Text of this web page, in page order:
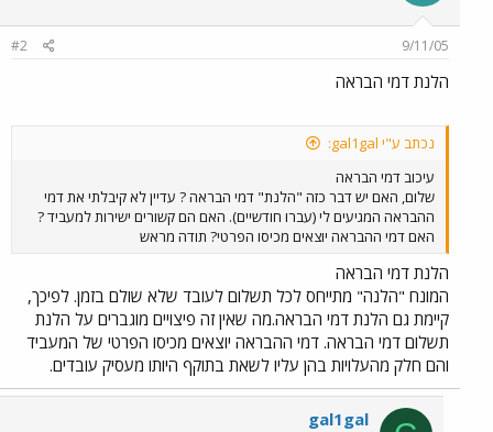
9/11/05
#2
הלנת דמי הבראה
נכתב ע"י gal1gal:
עיכוב דמי הבראה
שלום, האם יש דבר כזה "הלנת" דמי הבראה ? עדיין לא קיבלתי את דמי
ההבראה המגיעים לי (עברו חודשיים). האם הם קשורים ישירות למעביד ?
האם דמי ההבראה יוצאים מכיסו הפרטי? תודה מראש
הלנת דמי הבראה
המונח "הלנה" מתייחס לכל תשלום לעובד שלא שולם בזמן. לפיכך,
קיימת גם הלנת דמי הבראה.מה שאין זה פיצויים מוגברים על הלנת
תשלום דמי הבראה. דמי ההבראה יוצאים מכיסו הפרטי של המעביד
והם חלק מהעלויות בהן עליו לשאת בתוקף היותו מעסיק עובדים.
gal1gal